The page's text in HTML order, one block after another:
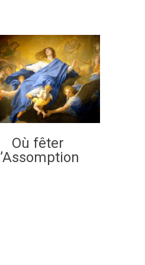
Où fêter
l’Assomption